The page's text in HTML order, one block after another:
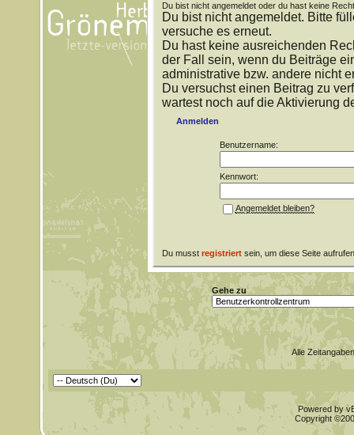
Du bist nicht angemeldet oder du hast keine
Du bist nicht angemeldet. Bitte
versuche es erneut.
Du hast keine ausreichenden
der Fall sein, wenn du Beiträge
administrative bzw. andere nicht
Du versuchst einen Beitrag zu
wartest noch auf die Aktivierung
Anmelden
Benutzername:
Kennwort:
Angemeldet bleiben?
Du musst registriertsein, um diese Seite
Gehe zu
Alle
Powered by
Copyright